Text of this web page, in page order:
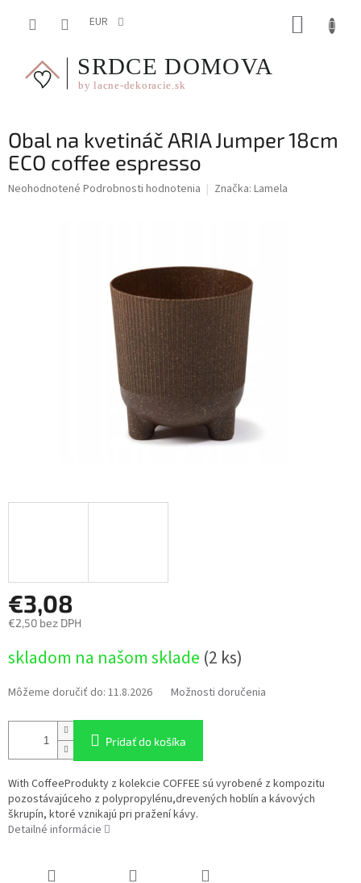
EUR
Obal na kvetináč ARIA Jumper 18cm
ECO coffee espresso
Priemerné
Neohodnotené Podrobnosti hodnotenia Značka: Lamela
€3,08
€2,50 bez DPH
cena:
skladom na našom sklade (2 ks)
Môžeme doručiť do: 11.8.2026 Možnosti doručenia
Pridať do košíka
With CoffeeProdukty z kolekcie COFFEE sú vyrobené z kompozitu
pozostávajúceho z polypropylénu,drevených hoblín a kávových
škrupín, ktoré vznikajú pri pražení kávy.
Detailné informácie